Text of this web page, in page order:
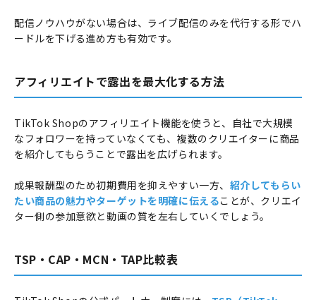
配信ノウハウがない場合は、ライブ配信のみを代行する形でハ
ードルを下げる進め方も有効です。
アフィリエイトで露出を最大化する方法
TikTok Shopのアフィリエイト機能を使うと、自社で大規模
なフォロワーを持っていなくても、複数のクリエイターに商品
を紹介してもらうことで露出を広げられます。
成果報酬型のため初期費用を抑えやすい一方、 紹介してもらい
たい商品の魅力やターゲットを明確に伝えることが、クリエイ
ター側の参加意欲と動画の質を左右していくでしょう。
TSP・CAP・MCN・TAP比較表